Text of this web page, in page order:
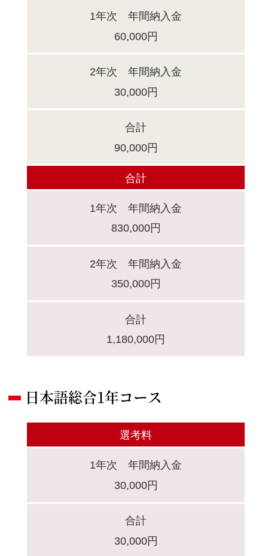
1年次 年間納入金
60,000円
2年次 年間納入金
30,000円
合計
90,000円
合計
1年次 年間納入金
830,000円
2年次 年間納入金
350,000円
合計
1,180,000円
日本語総合1年コース
選考料
1年次 年間納入金
30,000円
合計
30,000円